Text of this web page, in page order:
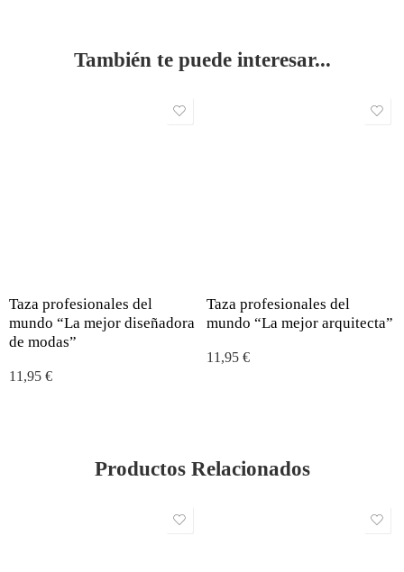
También te puede interesar...
Taza profesionales del
mundo “La mejor diseñadora
de modas”
11,95 €
Taza profesionales del
mundo “La mejor arquitecta”
11,95 €
Productos Relacionados